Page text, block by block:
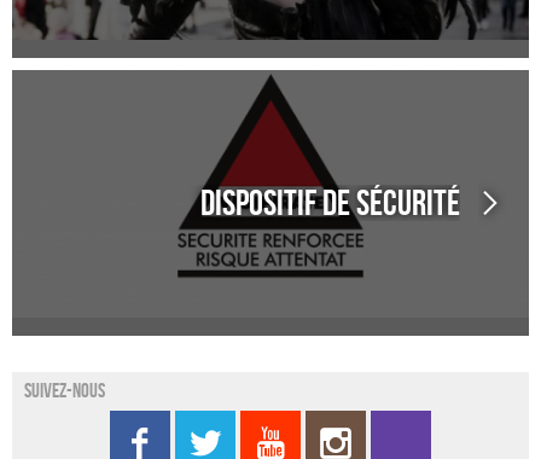
Dispositif de sécurité
Suivez-nous